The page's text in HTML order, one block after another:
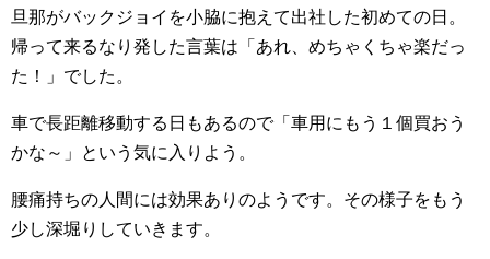
旦那がバックジョイを小脇に抱えて出社した初めての日。
帰って来るなり発した言葉は「あれ、めちゃくちゃ楽だっ
た！」でした。
車で長距離移動する日もあるので「車用にもう１個買おう
かな～」という気に入りよう。
腰痛持ちの人間には効果ありのようです。その様子をもう
少し深堀りしていきます。